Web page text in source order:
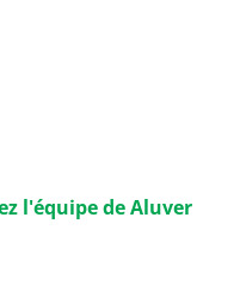
l'équipe de Aluver